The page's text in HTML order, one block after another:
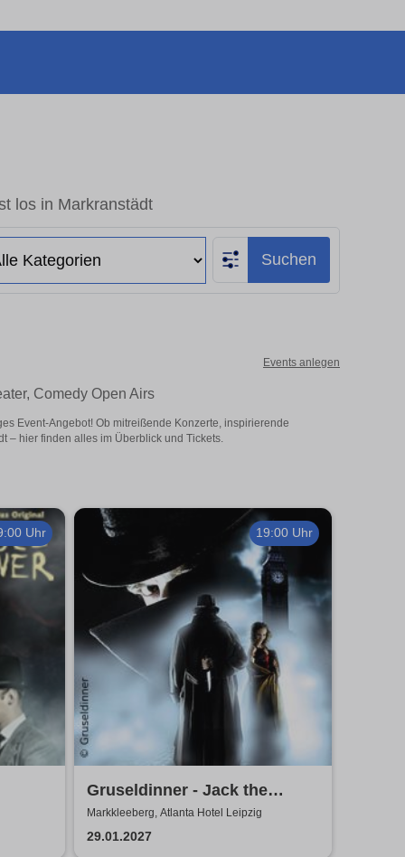
los in Markranstädt
Suchen
Events anlegen
Comedy Open Airs
Event-Angebot! Ob mitreißende Konzerte, inspirierende
– hier finden alles im Überblick und Tickets.
Uhr 19:00 Uhr
Gruseldinner - Jack the
Ripper
Markkleeberg, Atlanta Hotel Leipzig
29.01.2027